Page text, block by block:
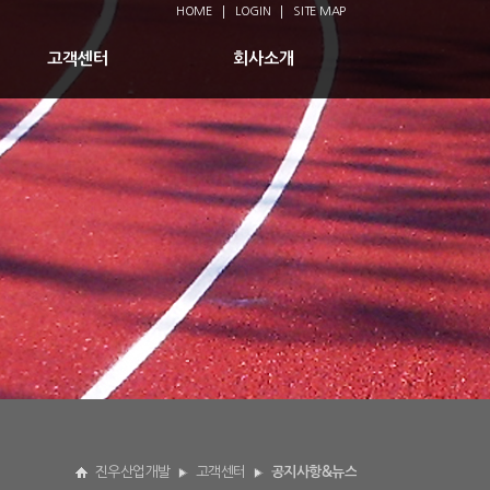
고객센터 회사소개
SITE MAP
LOGIN
HOME
진우산업개발 고객센터 공지사항&뉴스